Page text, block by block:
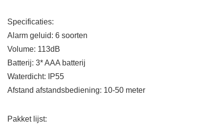
Specificaties:
Alarm geluid: 6 soorten
Volume: 113dB
Batterij: 3* AAA batterij
Waterdicht: IP55
Afstand afstandsbediening: 10-50 meter
Pakket lijst: